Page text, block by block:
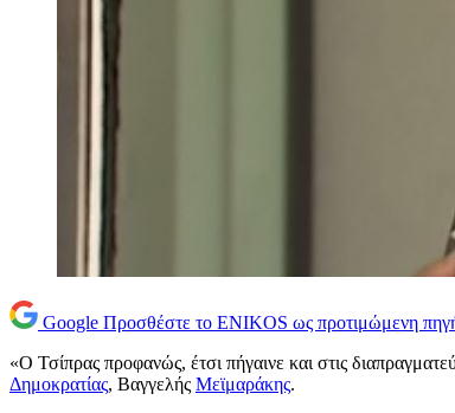
Google Προσθέστε το ENIKOS ως προτιμώμενη
«Ο Τσίπρας προφανώς, έτσι πήγαινε και στις
Δημοκρατίας, Βαγγελής Μεϊμαράκης.